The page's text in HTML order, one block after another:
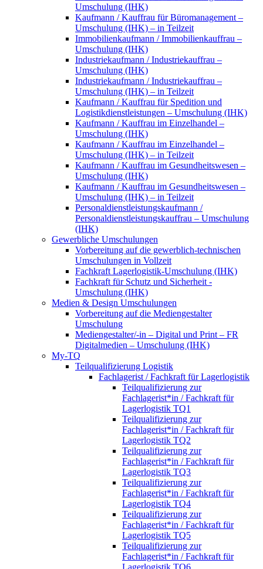
Umschulung (IHK)
Kaufmann / Kauffrau für Büromanagement –
Umschulung (IHK) – in Teilzeit
Immobilienkaufmann / Immobilienkauffrau –
Umschulung (IHK)
Industriekaufmann / Industriekauffrau –
Umschulung (IHK)
Industriekaufmann / Industriekauffrau –
Umschulung (IHK) – in Teilzeit
Kaufmann / Kauffrau für Spedition und
Logistikdienstleistungen – Umschulung (IHK)
Kaufmann / Kauffrau im Einzelhandel –
Umschulung (IHK)
Kaufmann / Kauffrau im Einzelhandel –
Umschulung (IHK) – in Teilzeit
Kaufmann / Kauffrau im Gesundheitswesen –
Umschulung (IHK)
Kaufmann / Kauffrau im Gesundheitswesen –
Umschulung (IHK) – in Teilzeit
Personaldienstleistungskaufmann /
Personaldienstleistungskauffrau – Umschulung
(IHK)
Gewerbliche Umschulungen
Vorbereitung auf die gewerblich-technischen
Umschulungen in Vollzeit
Fachkraft Lagerlogistik-Umschulung (IHK)
Fachkraft für Schutz und Sicherheit -
Umschulung (IHK)
Medien & Design Umschulungen
Vorbereitung auf die Mediengestalter
Umschulung
Mediengestalter/-in – Digital und Print – FR
Digitalmedien – Umschulung (IHK)
My-TQ
Teilqualifizierung Logistik
Fachlagerist / Fachkraft für Lagerlogistik
Teilqualifizierung zur
Fachlagerist*in / Fachkraft für
Lagerlogistik TQ1
Teilqualifizierung zur
Fachlagerist*in / Fachkraft für
Lagerlogistik TQ2
Teilqualifizierung zur
Fachlagerist*in / Fachkraft für
Lagerlogistik TQ3
Teilqualifizierung zur
Fachlagerist*in / Fachkraft für
Lagerlogistik TQ4
Teilqualifizierung zur
Fachlagerist*in / Fachkraft für
Lagerlogistik TQ5
Teilqualifizierung zur
Fachlagerist*in / Fachkraft für
Lagerlogistik TQ6